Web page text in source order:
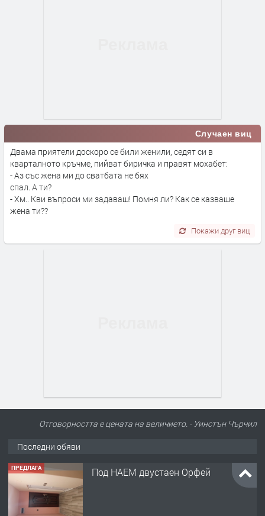
Случаен виц
Двама приятели доскоро се били женили, седят си в
кварталното кръчме, пийват биричка и правят мохабет:
- Аз със жена ми до сватбата не бях
спал. А ти?
- Хм.. Кви въпроси ми задаваш! Помня ли? Как се казваше
жена ти??
Покажи друг виц
Отговорността е цената на величието. - Уинстън Чърчил
Последни обяви
ПРЕДЛАГА Под НАЕМ двустаен Орфей